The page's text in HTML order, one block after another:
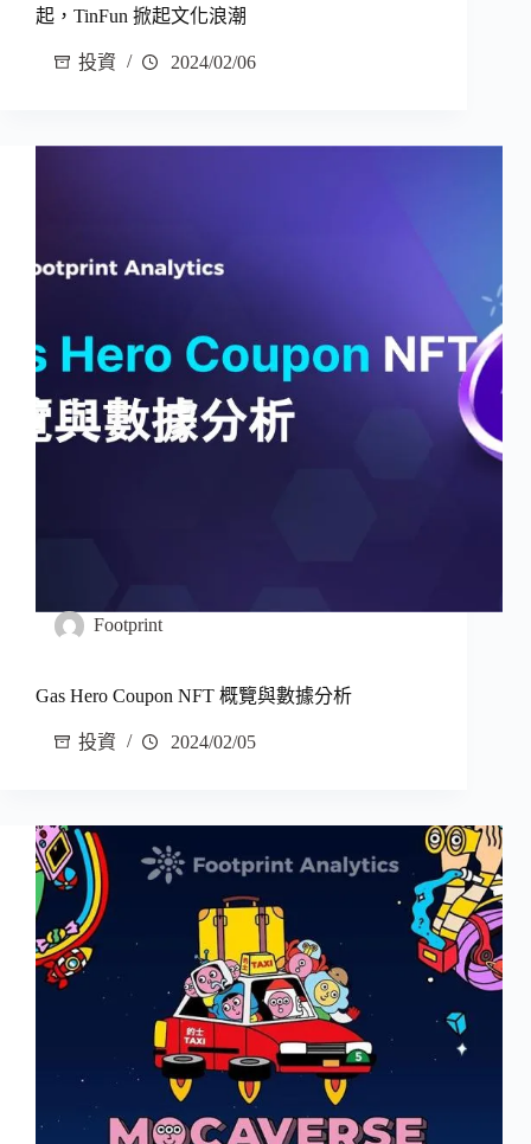
起，TinFun 掀起文化浪潮
投資 2024/02/06
Footprint
Gas Hero Coupon NFT 概覽與數據分析
投資 2024/02/05